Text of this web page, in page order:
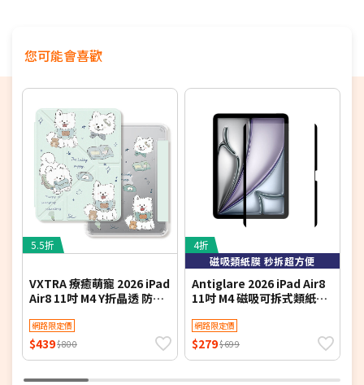
您可能會喜歡
5.5折
VXTRA 療癒萌寵 2026 iPad
Air8 11吋 M4 Y折晶透 防摔
犬)
網路限定價
$439$800
4折
磁吸類紙膜 秒拆超方便
Antiglare 2026 iPad Air8
11吋 M4 磁吸可拆式類紙膜
網路限定價
$279$699